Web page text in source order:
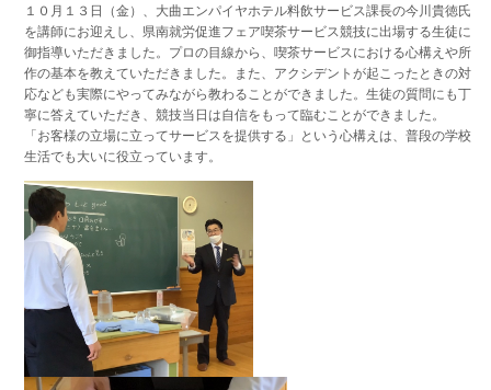
１０月１３日（金）、大曲エンパイヤホテル料飲サービス課長の今川貴徳氏
を講師にお迎えし、県南就労促進フェア喫茶サービス競技に出場する生徒に
御指導いただきました。プロの目線から、喫茶サービスにおける心構えや所
作の基本を教えていただきました。また、アクシデントが起こったときの対
応なども実際にやってみながら教わることができました。生徒の質問にも丁
寧に答えていただき、競技当日は自信をもって臨むことができました。
「お客様の立場に立ってサービスを提供する」という心構えは、普段の学校
生活でも大いに役立っています。